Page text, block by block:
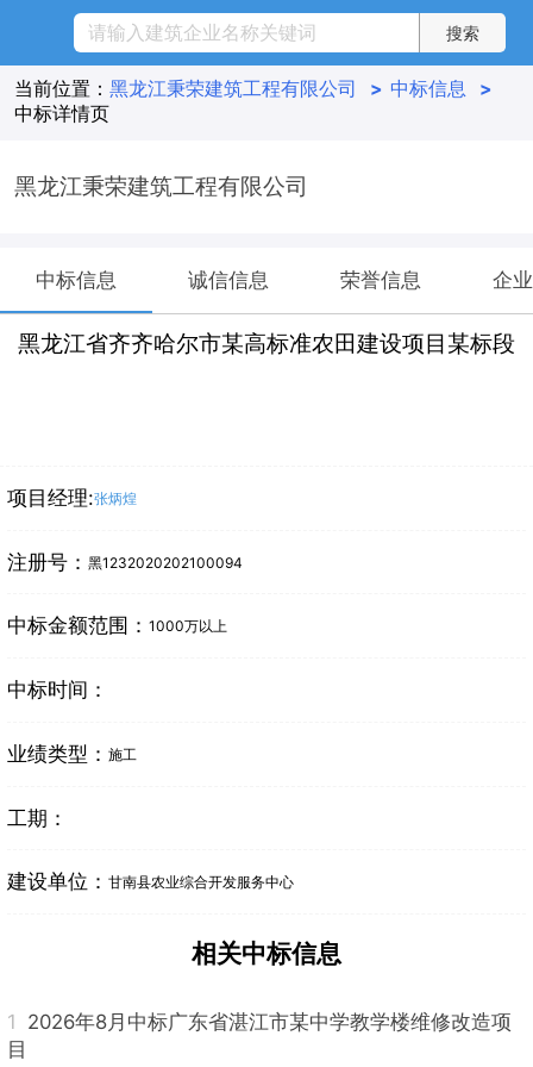
当前位置： 黑龙江秉荣建筑工程有限公司 > 中标信息
>
中标详情页
黑龙江秉荣建筑工程有限公司
中标信息 诚信信息 荣誉信息 企
黑龙江省齐齐哈尔市某高标准农田建设项目某标段
项目经理:张炳煌
注册号： 黑1232020202100094
中标金额范围： 1000万以上
中标时间：
业绩类型： 施工
工期：
建设单位： 甘南县农业综合开发服务中心
相关中标信息
1 2026年8月中标广东省湛江市某中学教学楼维修改造项
目